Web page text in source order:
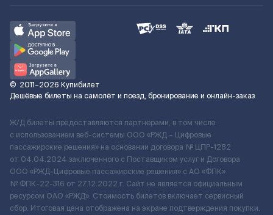
© 2011–2026 Купибилет
Дешёвые билеты на самолёт и поезд, бронирование и онлайн-заказ
Ж/Д билеты предоставляются партнёрами, в том числе
с использованием веб-системы ООО «РЖД – Цифровые
пассажирские решения» на основании договора № ЦПР-1282
от 04.04.2024 заключенного с Поставщиком услуг и Договора
ООО «РЖД-Цифровые пассажирские решения» c АО «ФПК»
№ ФПК-22-316 от 27.12.2022 г. Сайт не является официальным
ресурсом ОАО «РЖД». Стоимость билетов включает сервисный
сбор. Итоговая цена отображена на экране подтверждения покупки.